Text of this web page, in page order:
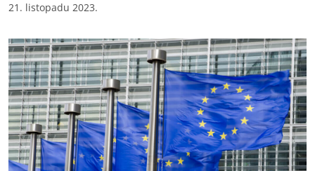
21. listopadu 2023.